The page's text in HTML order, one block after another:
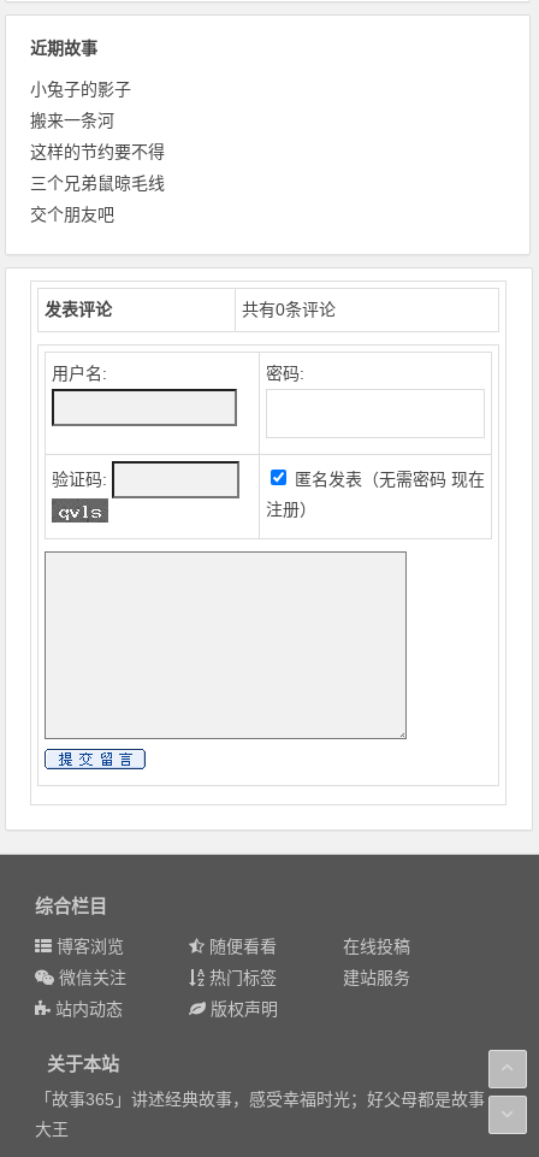
近期故事
小兔子的影子
搬来一条河
这样的节约要不得
三个兄弟鼠晾毛线
交个朋友吧
发表评论 共有0条评论
用户名: 密码:
验证码: 匿名发表（无需密码现在
注册）
综合栏目
博客浏览 随便看看
在线投稿
微信关注
热门标签
建站服务
站内动态
版权声明
关于本站
「故事365」讲述经典故事，感受幸福时光；好父母都是故事
大王